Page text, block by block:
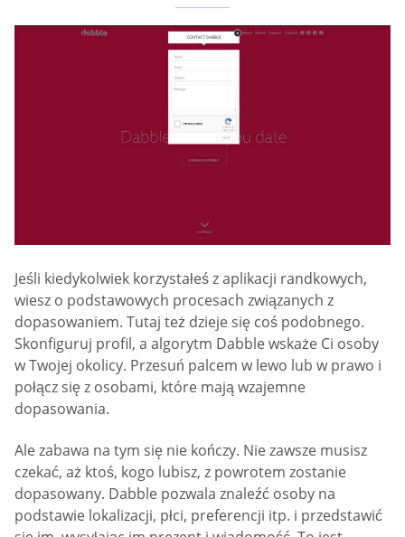
Jeśli kiedykolwiek korzystałeś z aplikacji randkowych,
wiesz o podstawowych procesach związanych z
dopasowaniem. Tutaj też dzieje się coś podobnego.
Skonfiguruj profil, a algorytm Dabble wskaże Ci osoby
w Twojej okolicy. Przesuń palcem w lewo lub w prawo i
połącz się z osobami, które mają wzajemne
dopasowania.
Ale zabawa na tym się nie kończy. Nie zawsze musisz
czekać, aż ktoś, kogo lubisz, z powrotem zostanie
dopasowany. Dabble pozwala znaleźć osoby na
podstawie lokalizacji, płci, preferencji itp. i przedstawić